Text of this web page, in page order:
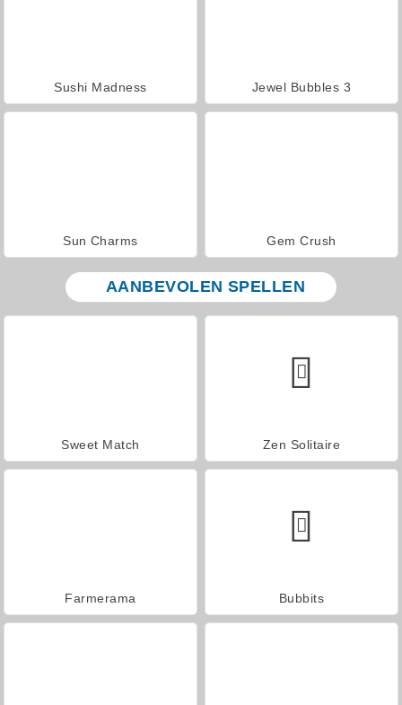
Sushi Madness Jewel Bubbles 3
Sun Charms Gem Crush
AANBEVOLEN SPELLEN
Sweet Match Zen Solitaire
Farmerama Bubbits